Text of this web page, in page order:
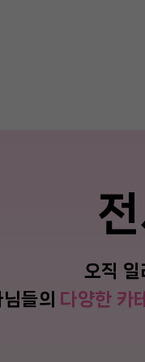
오직 일
들의 다양한 카